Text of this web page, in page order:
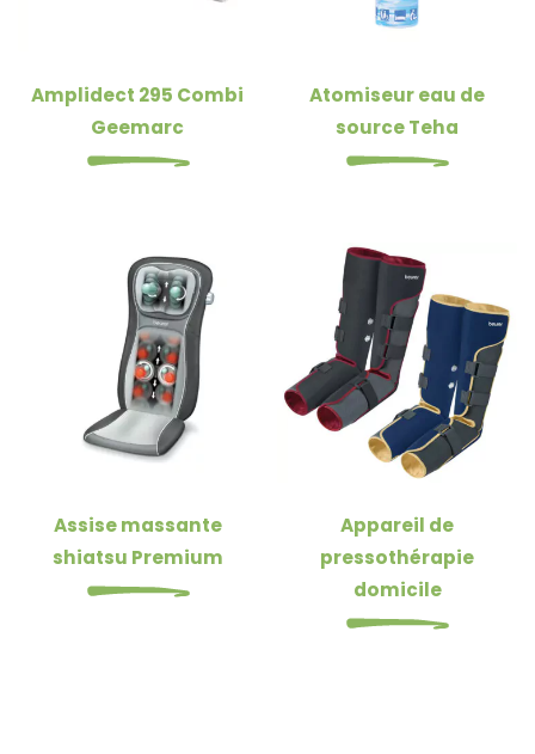
Amplidect 295 Combi
Geemarc
Atomiseur eau de
source Teha
Assise massante
shiatsu Premium
Appareil de
pressothérapie
domicile